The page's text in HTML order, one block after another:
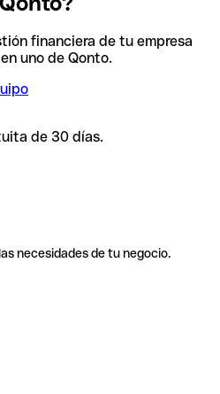
financiera de tu empresa
uno de Qonto.
de 30 días.
necesidades de tu negocio.